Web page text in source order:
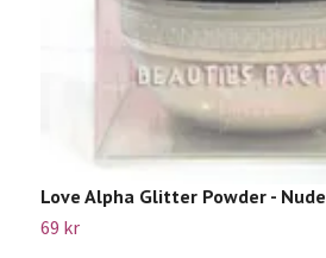
Love Alpha Glitter Powder - Nude
69 kr